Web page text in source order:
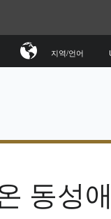
지역/언어
동성